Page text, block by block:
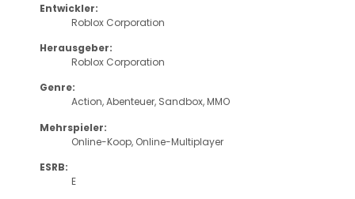
Entwickler:
Roblox Corporation
Herausgeber:
Roblox Corporation
Genre:
Action, Abenteuer, Sandbox, MMO
Mehrspieler:
Online-Koop, Online-Multiplayer
ESRB:
E